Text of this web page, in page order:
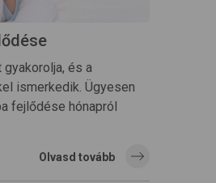
és a
ismerkedik. Ügyesen
fejlődése hónapról
Olvasd tovább